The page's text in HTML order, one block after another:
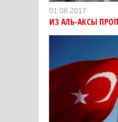
01.08.2017
ИЗ АЛЬ-АКСЫ